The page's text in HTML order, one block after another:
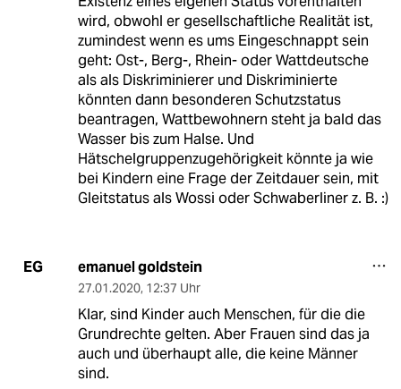
wird, obwohl er gesellschaftliche Realität ist,
zumindest wenn es ums Eingeschnappt sein
geht: Ost-, Berg-, Rhein- oder Wattdeutsche
als als Diskriminierer und Diskriminierte
könnten dann besonderen Schutzstatus
beantragen, Wattbewohnern steht ja bald das
Wasser bis zum Halse. Und
Hätschelgruppenzugehörigkeit könnte ja wie
bei Kindern eine Frage der Zeitdauer sein, mit
Gleitstatus als Wossi oder Schwaberliner z. B. :)
EG emanuel goldstein
27.01.2020, 12:37 Uhr
Klar, sind Kinder auch Menschen, für die die
Grundrechte gelten. Aber Frauen sind das ja
auch und überhaupt alle, die keine Männer
sind.